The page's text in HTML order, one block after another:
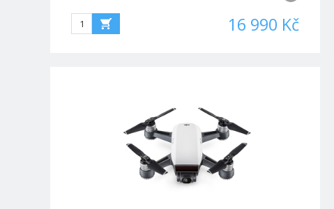
16 990 Kč